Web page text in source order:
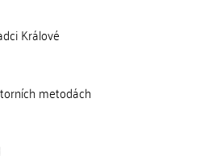
Králové
metodách